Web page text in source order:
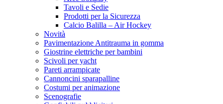
Tavoli e Sedie
Prodotti per la Sicurezza
Calcio Balilla – Air Hockey
Novità
Pavimentazione Antitrauma in gomma
Giostrine elettriche per bambini
Scivoli per yacht
Pareti arrampicate
Cannoncini sparapalline
Costumi per animazione
Scenografie